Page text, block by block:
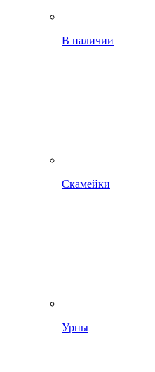
В наличии
Скамейки
Урны